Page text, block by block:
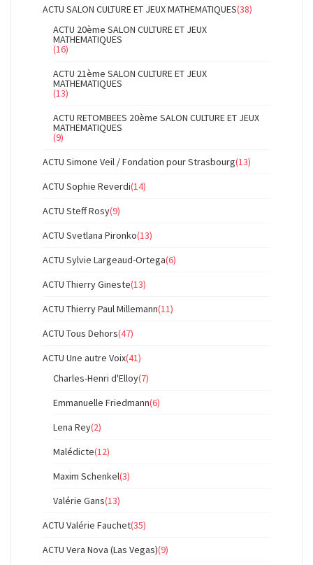
ACTU SALON CULTURE ET JEUX MATHEMATIQUES(38)
ACTU 20ème SALON CULTURE ET JEUX
MATHEMATIQUES
(16)
ACTU 21ème SALON CULTURE ET JEUX
MATHEMATIQUES
(13)
ACTU RETOMBEES 20ème SALON CULTURE ET JEUX
MATHEMATIQUES
(9)
ACTU Simone Veil / Fondation pour Strasbourg(13)
ACTU Sophie Reverdi(14)
ACTU Steff Rosy(9)
ACTU Svetlana Pironko(13)
ACTU Sylvie Largeaud-Ortega(6)
ACTU Thierry Gineste(13)
ACTU Thierry Paul Millemann(11)
ACTU Tous Dehors(47)
ACTU Une autre Voix(41)
Charles-Henri d'Elloy(7)
Emmanuelle Friedmann(6)
Lena Rey(2)
Malédicte(12)
Maxim Schenkel(3)
Valérie Gans(13)
ACTU Valérie Fauchet(35)
ACTU Vera Nova (Las Vegas)(9)